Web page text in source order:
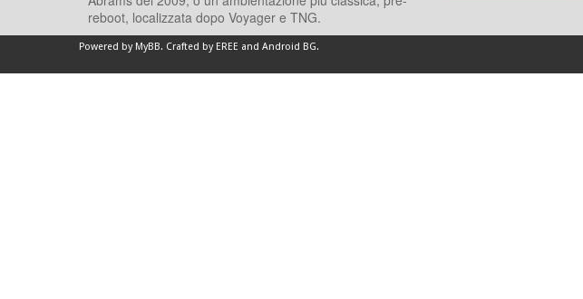
reboot, localizzata dopo Voyager e TNG.
Powered by MyBB. Crafted by EREE and Android BG.